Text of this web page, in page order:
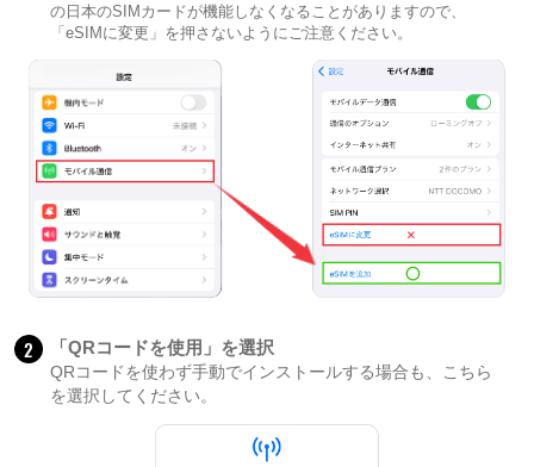
の日本のSIMカードが機能しなくなることがありますので、
「eSIMに変更」を押さないようにご注意ください。
2 「QRコードを使用」を選択
QRコードを使わず手動でインストールする場合も、こちら
を選択してください。